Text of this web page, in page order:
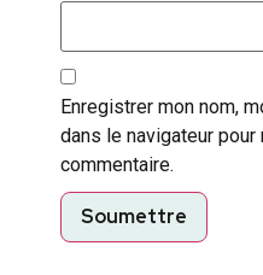
Enregistrer mon nom,
dans le navigateur pour
commentaire.